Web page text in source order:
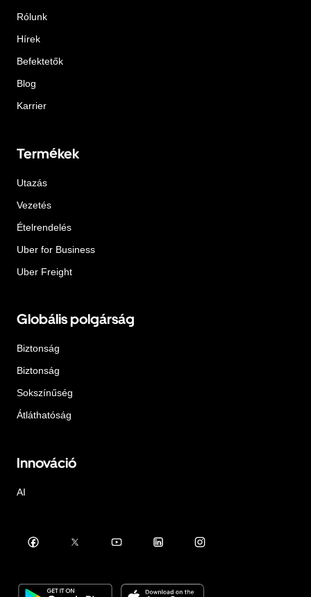
Rólunk
Hírek
Befektetők
Blog
Karrier
Termékek
Utazás
Vezetés
Ételrendelés
Uber for Business
Uber Freight
Globális polgárság
Biztonság
Biztonság
Sokszínűség
Átláthatóság
Innováció
AI